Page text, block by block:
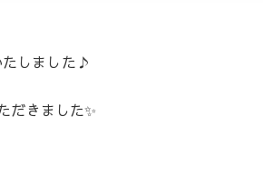
たしました♪
だきました✨